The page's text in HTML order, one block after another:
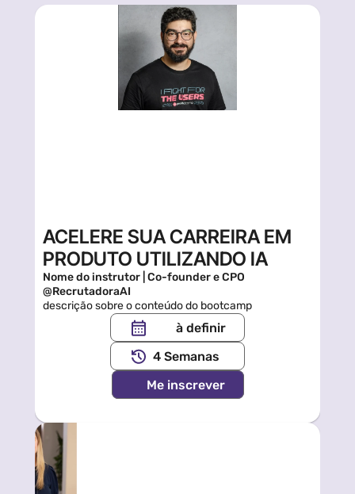
ACELERE SUA CARREIRA EM
PRODUTO UTILIZANDO IA
Nome do instrutor | Co-founder e CPO
@RecrutadoraAI
descrição sobre o conteúdo do bootcamp
à definir
4 Semanas
Me inscrever